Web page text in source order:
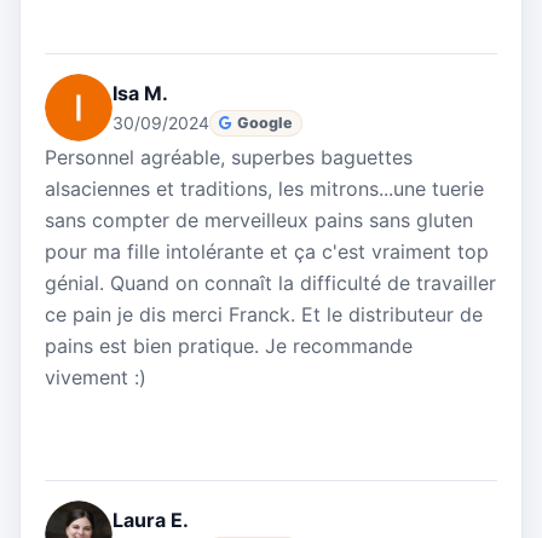
Isa M.
30/09/2024 Google
Personnel agréable, superbes baguettes
alsaciennes et traditions, les mitrons...une tuerie
sans compter de merveilleux pains sans gluten
pour ma fille intolérante et ça c'est vraiment top
génial. Quand on connaît la difficulté de travailler
ce pain je dis merci Franck. Et le distributeur de
pains est bien pratique. Je recommande
vivement :)
Laura E.